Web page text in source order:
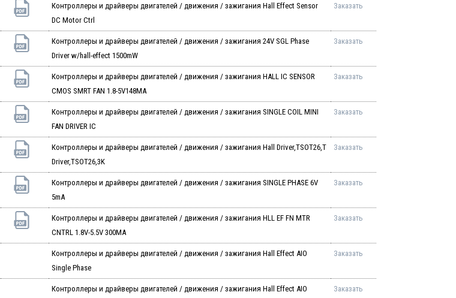
Контроллеры и драйверы двигателей / движения / зажигания Hall Effect Sensor
DC Motor Ctrl
Заказать
Контроллеры и драйверы двигателей / движения / зажигания 24V SGL Phase
Driver w/hall-effect 1500mW
Заказать
Контроллеры и драйверы двигателей / движения / зажигания HALL IC SENSOR
CMOS SMRT FAN 1.8-5V148MA
Заказать
Контроллеры и драйверы двигателей / движения / зажигания SINGLE COIL MINI
FAN DRIVER IC
Заказать
Контроллеры и драйверы двигателей / движения / зажигания Hall Driver,TSOT26,T
Driver,TSOT26,3K
Заказать
Контроллеры и драйверы двигателей / движения / зажигания SINGLE PHASE 6V
5mA
Заказать
Контроллеры и драйверы двигателей / движения / зажигания HLL EF FN MTR
CNTRL 1.8V-5.5V 300MA
Заказать
Контроллеры и драйверы двигателей / движения / зажигания Hall Effect AIO
Single Phase
Заказать
Контроллеры и драйверы двигателей / движения / зажигания Hall Effect AIO
Заказать